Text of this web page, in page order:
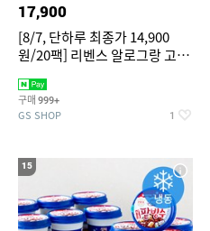
17,900
[8/7, 단하루 최종가 14,900
원/20팩] 리벤스 알로그랑 고평
구매 999+
GS SHOP 1
15